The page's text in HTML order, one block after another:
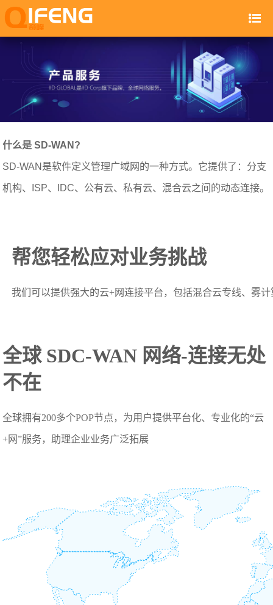
什么是 SD-WAN?
SD-WAN是软件定义管理广域网的一种方式。它提供了：分支
机构、ISP、IDC、公有云、私有云、混合云之间的动态连接。
帮您轻松应对业务挑战
我们可以提供强大的云+网连接平台，包括混合云专线、雾
全球 SDC-WAN 网络-连接无处
不在
全球拥有200多个POP节点，为用户提供平台化、专业化的“云
+网”服务，助理企业业务广泛拓展